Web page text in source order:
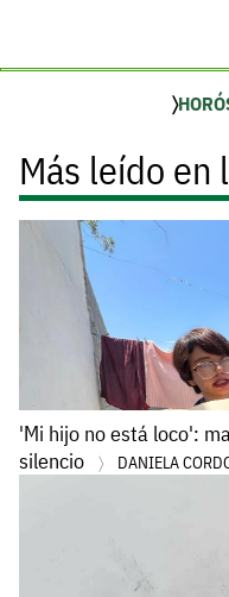
Más leído en
'Mi hijo no está loco':
silencio
DANIELA